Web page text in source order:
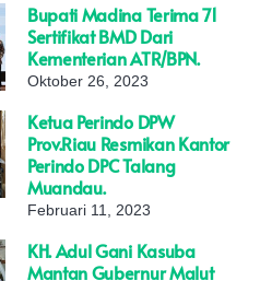
Bupati Madina Terima 71
Sertifikat BMD Dari
Kementerian ATR/BPN.
Oktober 26, 2023
Ketua Perindo DPW
Prov.Riau Resmikan Kantor
Perindo DPC Talang
Muandau.
Februari 11, 2023
KH. Adul Gani Kasuba
Mantan Gubernur Malut